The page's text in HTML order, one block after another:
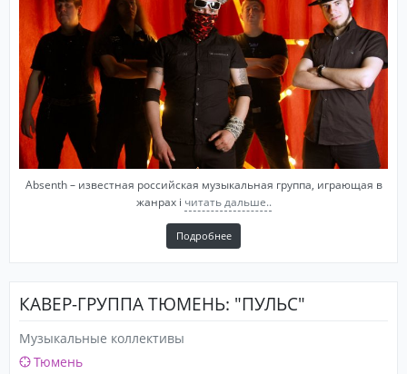
Absenth – известная российская музыкальная группа, играющая в
жанрах i читать дальше..
Подробнее
КАВЕР-ГРУППА ТЮМЕНЬ: "ПУЛЬС"
Музыкальные коллективы
Тюмень